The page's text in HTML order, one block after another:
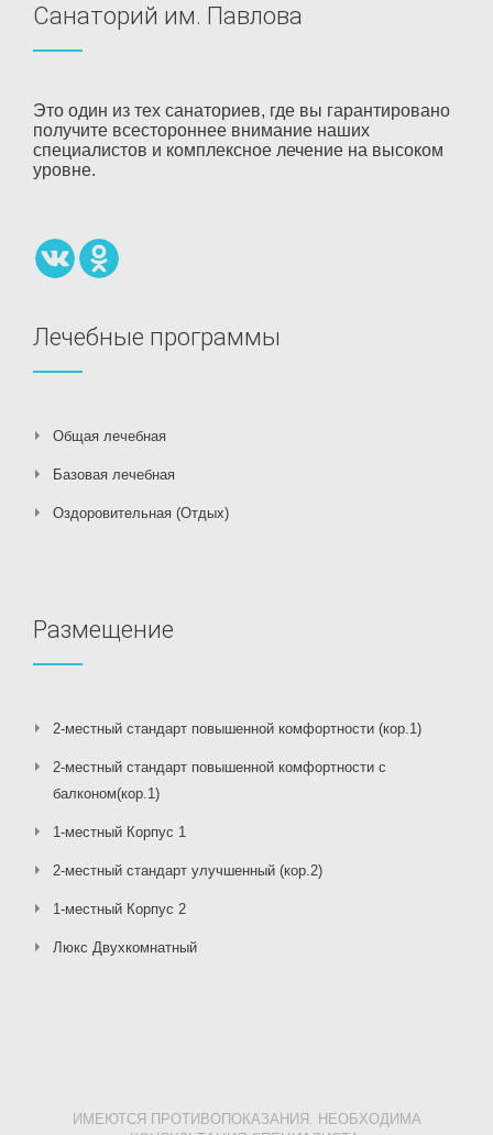
Санаторий им. Павлова
Это один из тех санаториев, где вы гарантировано
получите всестороннее внимание наших
специалистов и комплексное лечение на высоком
уровне.
Лечебные программы
Общая лечебная
Базовая лечебная
Оздоровительная (Отдых)
Размещение
2-местный стандарт повышенной комфортности (кор.1)
2-местный стандарт повышенной комфортности с
балконом(кор.1)
1-местный Корпус 1
2-местный стандарт улучшенный (кор.2)
1-местный Корпус 2
Люкс Двухкомнатный
ИМЕЮТСЯ ПРОТИВОПОКАЗАНИЯ. НЕОБХОДИМА